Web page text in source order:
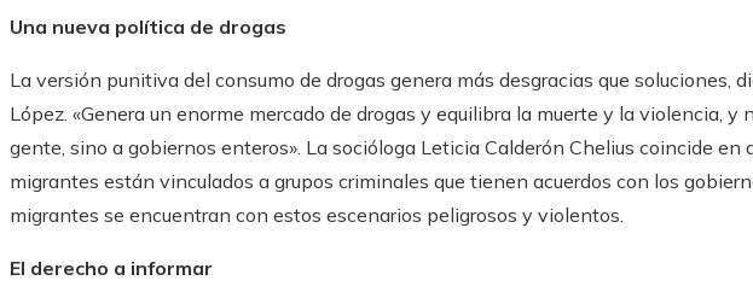
Una nueva política de drogas
La versión punitiva del consumo de drogas genera más desgracias que soluciones,
López. «Genera un enorme mercado de drogas y equilibra la muerte y la violencia, y
gente, sino a gobiernos enteros». La socióloga Leticia Calderón Chelius coincide en
migrantes están vinculados a grupos criminales que tienen acuerdos con los
migrantes se encuentran con estos escenarios peligrosos y violentos.
El derecho a informar